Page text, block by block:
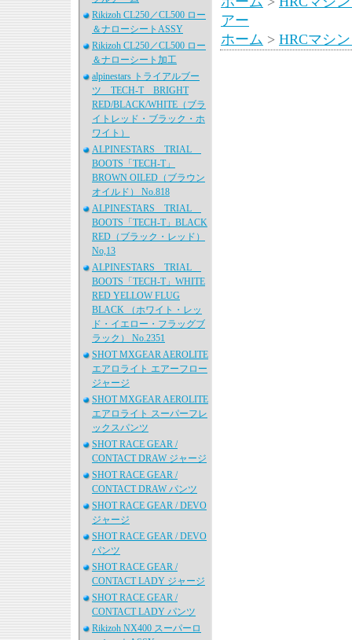
Rikizoh CL250／CL500 ロー
＆ナローシートASSY
Rikizoh CL250／CL500 ロー
＆ナローシート加工
alpinestars トライアルブー
ツ TECH-T BRIGHT
RED/BLACK/WHITE（ブラ
イトレッド・ブラック・ホ
ワイト）
ALPINESTARS TRIAL
BOOTS「TECH-T」
BROWN OILED（ブラウン
オイルド） No.818
ALPINESTARS TRIAL
BOOTS「TECH-T」BLACK
RED（ブラック・レッド）
No,13
ALPINESTARS TRIAL
BOOTS「TECH-T」WHITE
RED YELLOW FLUG
BLACK （ホワイト・レッ
ド・イエロー・フラッグブ
ラック） No.2351
SHOT MXGEAR AEROLITE
エアロライト エアーフロー
ジャージ
SHOT MXGEAR AEROLITE
エアロライト スーパーフレ
ックスパンツ
SHOT RACE GEAR /
CONTACT DRAW ジャージ
SHOT RACE GEAR /
CONTACT DRAW パンツ
SHOT RACE GEAR / DEVO
ジャージ
SHOT RACE GEAR / DEVO
パンツ
SHOT RACE GEAR /
CONTACT LADY ジャージ
SHOT RACE GEAR /
CONTACT LADY パンツ
Rikizoh NX400 スーパーロ
アー
ホーム > HRCマシ